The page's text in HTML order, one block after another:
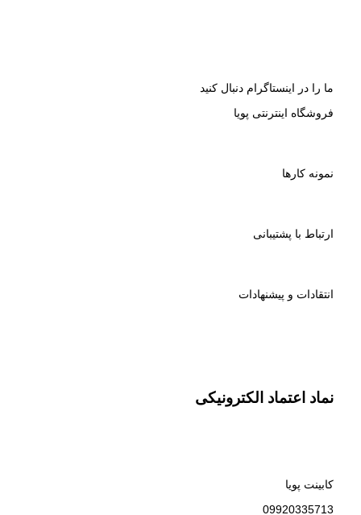
ما را در اینستاگرام دنبال کنید
فروشگاه اینترنتی پویا
نمونه کارها
ارتباط با پشتیبانی
انتقادات و پیشنهادات
نماد اعتماد الکترونیکی
کابینت پویا
09920335713